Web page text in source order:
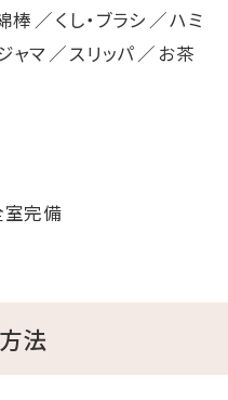
棒 くし・ブラシ
ハミ
ャマ スリッパ
お茶
完備
法